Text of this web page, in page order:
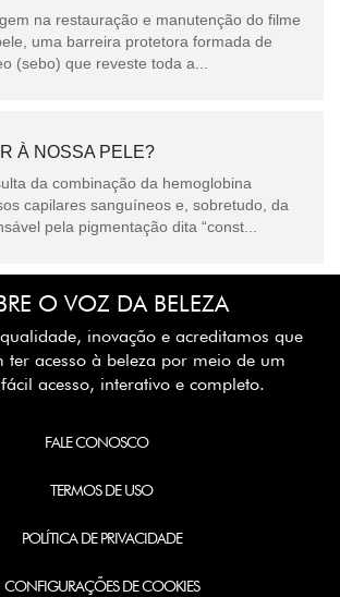
na restauração e manutenção do filme
uma barreira protetora formada de
(sebo) que reveste toda a...
À NOSSA PELE?
da combinação da hemoglobina
capilares sanguíneos e, sobretudo, da
pela pigmentação dita “const...
O VOZ DA BELEZA
inovação e acreditamos que
ter acesso à beleza por meio de um
acesso, interativo e completo.
FALE CONOSCO
TERMOS DE USO
POLÍTICA DE PRIVACIDADE
CONFIGURAÇÕES DE COOKIES